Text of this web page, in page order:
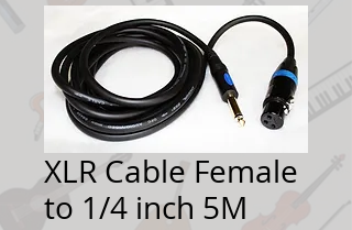
XLR Cable Female
to 1/4 inch 5M